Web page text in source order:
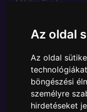
Az oldal
Az oldal
böngészési
személyre
hirdetéseket
Márka: Funko
Ára:6890 Ft
A Funko POP -
Funko - Marvel
Exclusive , amely
POP In a Box -